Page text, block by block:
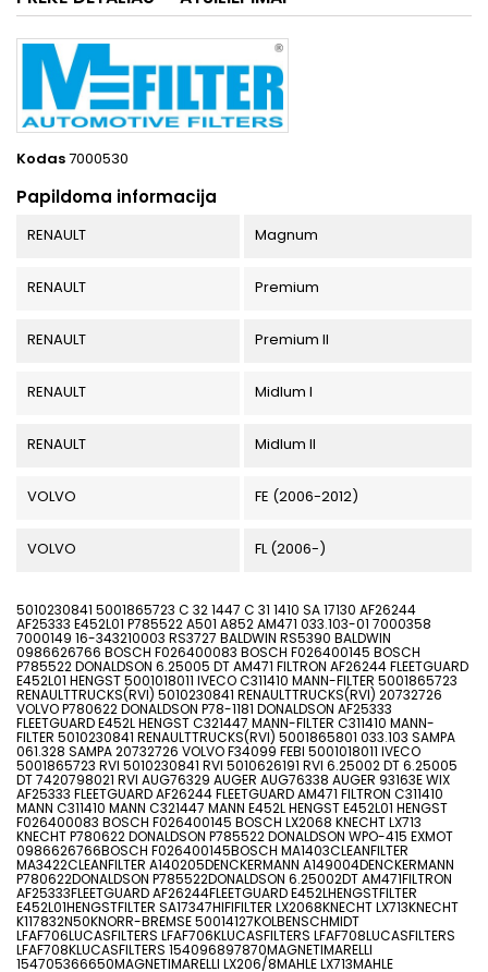
Kodas7000530
Papildoma informacija
RENAULT Magnum
RENAULT Premium
RENAULT Premium II
RENAULT Midlum I
RENAULT Midlum II
VOLVO FE (2006-2012)
VOLVO FL (2006-)
5010230841 5001865723 C 32 1447 C 31 1410 SA 17130 AF26244
AF25333 E452L01 P785522 A501 A852 AM471 033.103-01 7000358
7000149 16-343210003 RS3727 BALDWIN RS5390 BALDWIN
0986626766 BOSCH F026400083 BOSCH F026400145 BOSCH
P785522 DONALDSON 6.25005 DT AM471 FILTRON AF26244 FLEETGUARD
E452L01 HENGST 5001018011 IVECO C311410 MANN-FILTER 5001865723
RENAULTTRUCKS(RVI) 5010230841 RENAULTTRUCKS(RVI) 20732726
VOLVO P780622 DONALDSON P78-1181 DONALDSON AF25333
FLEETGUARD E452L HENGST C321447 MANN-FILTER C311410 MANN-
FILTER 5010230841 RENAULTTRUCKS(RVI) 5001865801 033.103 SAMPA
061.328 SAMPA 20732726 VOLVO F34099 FEBI 5001018011 IVECO
5001865723 RVI 5010230841 RVI 5010626191 RVI 6.25002 DT 6.25005
DT 7420798021 RVI AUG76329 AUGER AUG76338 AUGER 93163E WIX
AF25333 FLEETGUARD AF26244 FLEETGUARD AM471 FILTRON C311410
MANN C311410 MANN C321447 MANN E452L HENGST E452L01 HENGST
F026400083 BOSCH F026400145 BOSCH LX2068 KNECHT LX713
KNECHT P780622 DONALDSON P785522 DONALDSON WPO-415 EXMOT
0986626766BOSCH F026400145BOSCH MA1403CLEANFILTER
MA3422CLEANFILTER A140205DENCKERMANN A149004DENCKERMANN
P780622DONALDSON P785522DONALDSON 6.25002DT AM471FILTRON
AF25333FLEETGUARD AF26244FLEETGUARD E452LHENGSTFILTER
E452L01HENGSTFILTER SA17347HIFIFILTER LX2068KNECHT LX713KNECHT
K117832N50KNORR-BREMSE 50014127KOLBENSCHMIDT
LFAF706LUCASFILTERS LFAF706KLUCASFILTERS LFAF708LUCASFILTERS
LFAF708KLUCASFILTERS 154096897870MAGNETIMARELLI
154705366650MAGNETIMARELLI LX206/8MAHLE LX713MAHLE